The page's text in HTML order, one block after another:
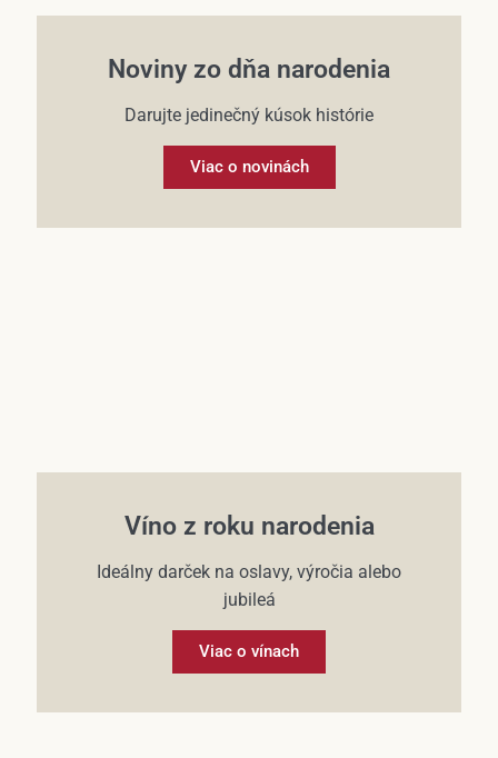
Noviny zo dňa narodenia
Darujte jedinečný kúsok histórie
Viac o novinách
Víno z roku narodenia
Ideálny darček na oslavy, výročia alebo
jubileá
Viac o vínach